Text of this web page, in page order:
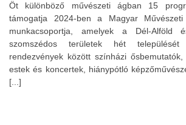
Öt különböző művészeti ágban 15
támogatja 2024-ben a Magyar Művészeti
munkacsoportja, amelyek a Dél-Alföld
szomszédos területek hét
rendezvények között színházi
estek és koncertek, hiánypótló
[...]